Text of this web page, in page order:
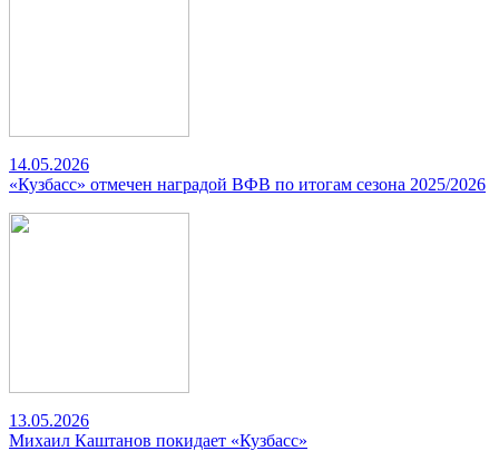
14.05.2026
«Кузбасс» отмечен наградой ВФВ по итогам сезона 2025/2026
13.05.2026
Михаил Каштанов покидает «Кузбасс»